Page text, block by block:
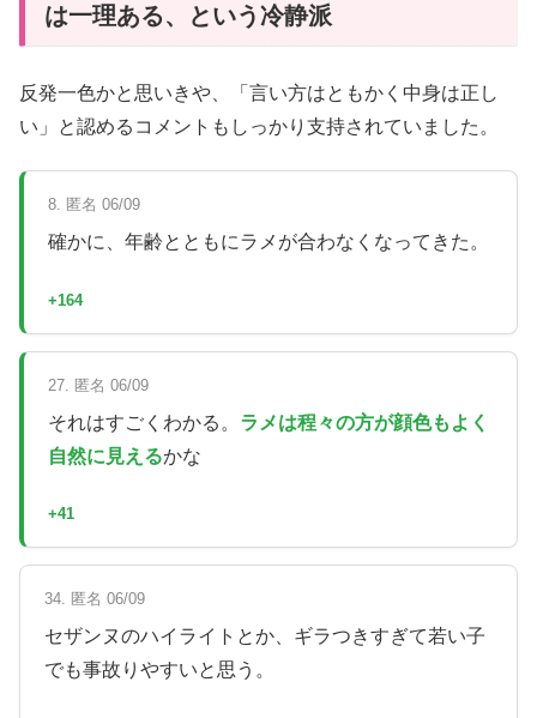
は一理ある、という冷静派
反発一色かと思いきや、「言い方はともかく中身は正し
い」と認めるコメントもしっかり支持されていました。
8. 匿名 06/09
確かに、年齢とともにラメが合わなくなってきた。
+164
27. 匿名 06/09
それはすごくわかる。 ラメは程々の方が顔色もよく
自然に見えるかな
+41
34. 匿名 06/09
セザンヌのハイライトとか、ギラつきすぎて若い子
でも事故りやすいと思う。